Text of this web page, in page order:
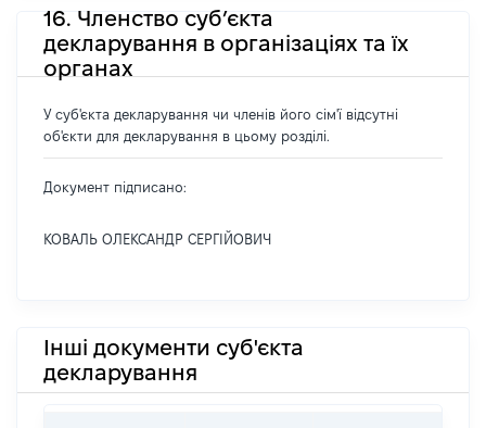
16. Членство суб’єкта
декларування в організаціях та їх
органах
У суб'єкта декларування чи членів його сім'ї відсутні
об'єкти для декларування в цьому розділі.
Документ підписано:
КОВАЛЬ ОЛЕКСАНДР СЕРГІЙОВИЧ
Інші документи суб'єкта
декларування